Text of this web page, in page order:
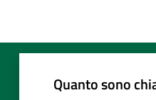
Quanto sono